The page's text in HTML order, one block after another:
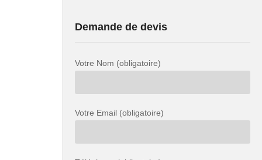
Demande de devis
Votre Nom (obligatoire)
Votre Email (obligatoire)